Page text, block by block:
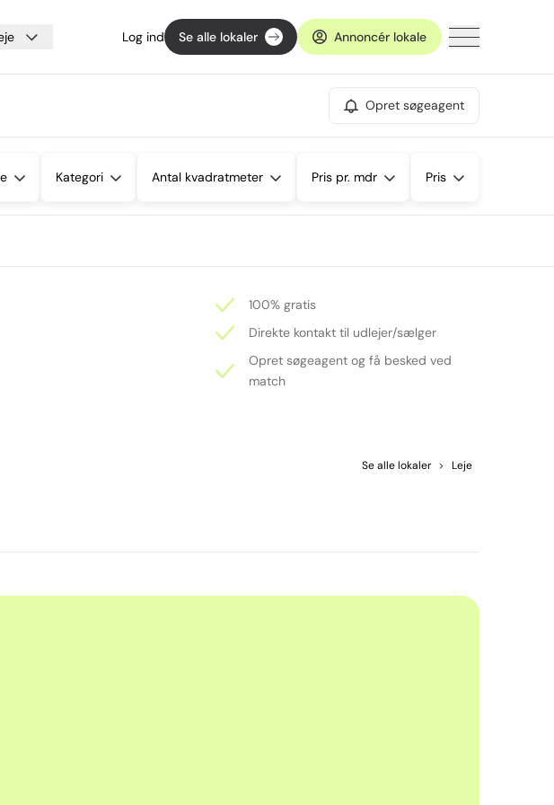
Log ind Se alle lokaler Annoncér lokale
Opret søgeagent
Kategori Antal kvadratmeter Pris pr. mdr Pris
100% gratis
Direkte kontakt til udlejer/sælger
Opret søgeagent og få besked ved
match
Se alle lokaler > Leje